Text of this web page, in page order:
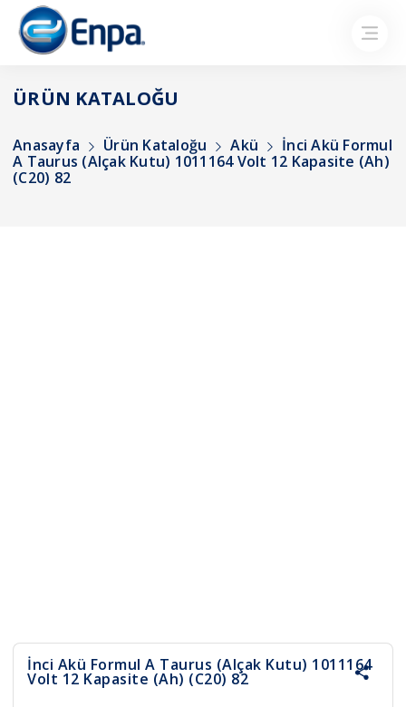
ÜRÜN KATALOĞU
Anasayfa Ürün Kataloğu Akü
İnci Akü Formul
A Taurus (Alçak Kutu) 1011164 Volt 12 Kapasite (Ah)
(C20) 82
İnci Akü Formul A Taurus (Alçak Kutu) 1011164
Volt 12 Kapasite (Ah) (C20) 82